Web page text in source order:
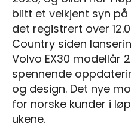
blitt et velkjent syn
det registrert over
Country siden
Volvo EX30 modellår
spennende
og design. Det nye
for norske kunder i
ukene.